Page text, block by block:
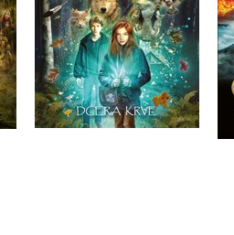
Do košíku
249 Kč
199 Kč